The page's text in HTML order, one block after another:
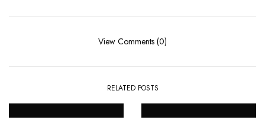
View Comments (0)
RELATED POSTS